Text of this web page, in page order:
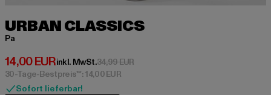
URBAN CLASSICS
Pa
14,00 EUR
Derzeitiger Preis: 14,00 EUR
inkl. MwSt.34,99 EURAktionspreis: 34,99 EUR
30-Tage-Bestpreis**: 14,00 EUR
Sofort lieferbar!